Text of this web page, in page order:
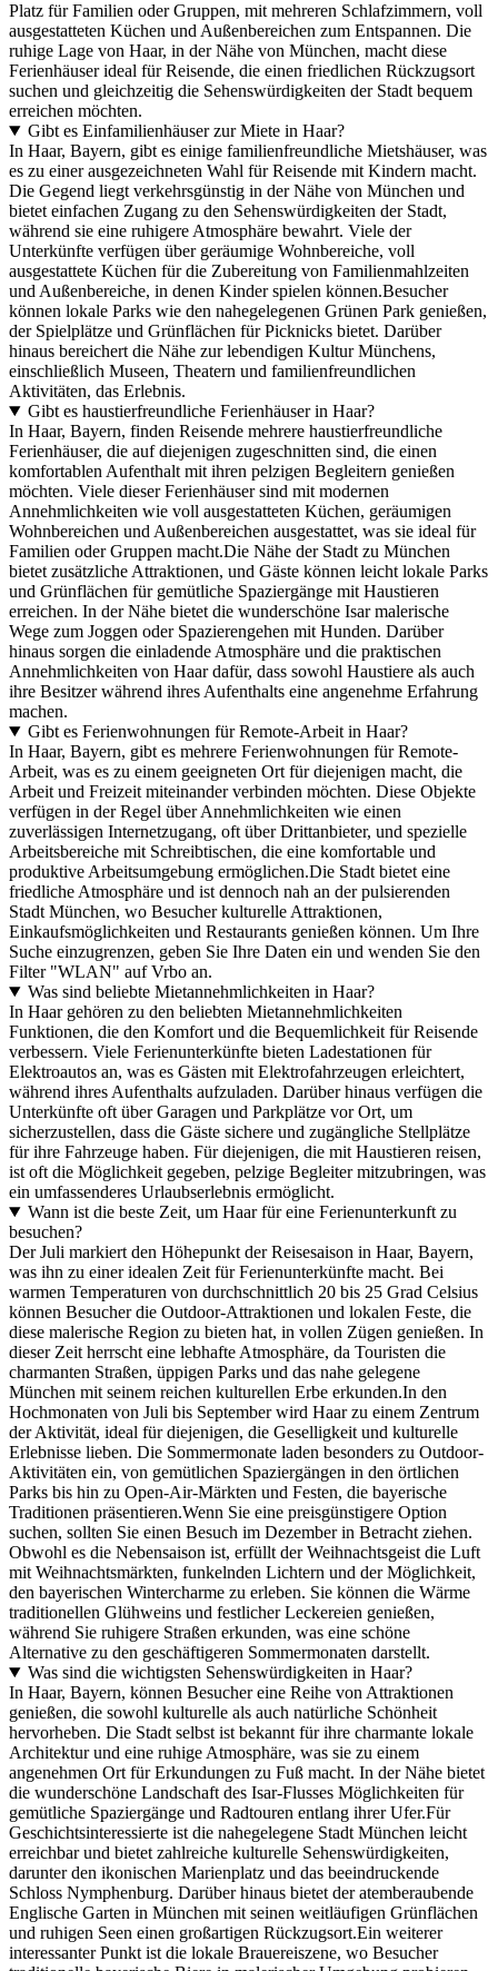
Platz für Familien oder Gruppen, mit mehreren Schlafzimmern, voll
ausgestatteten Küchen und Außenbereichen zum Entspannen. Die
ruhige Lage von Haar, in der Nähe von München, macht diese
Ferienhäuser ideal für Reisende, die einen friedlichen Rückzugsort
suchen und gleichzeitig die Sehenswürdigkeiten der Stadt bequem
erreichen möchten.
Gibt es Einfamilienhäuser zur Miete in Haar?
In Haar, Bayern, gibt es einige familienfreundliche Mietshäuser, was
es zu einer ausgezeichneten Wahl für Reisende mit Kindern macht.
Die Gegend liegt verkehrsgünstig in der Nähe von München und
bietet einfachen Zugang zu den Sehenswürdigkeiten der Stadt,
während sie eine ruhigere Atmosphäre bewahrt. Viele der
Unterkünfte verfügen über geräumige Wohnbereiche, voll
ausgestattete Küchen für die Zubereitung von Familienmahlzeiten
und Außenbereiche, in denen Kinder spielen können.Besucher
können lokale Parks wie den nahegelegenen Grünen Park genießen,
der Spielplätze und Grünflächen für Picknicks bietet. Darüber
hinaus bereichert die Nähe zur lebendigen Kultur Münchens,
einschließlich Museen, Theatern und familienfreundlichen
Aktivitäten, das Erlebnis.
Gibt es haustierfreundliche Ferienhäuser in Haar?
In Haar, Bayern, finden Reisende mehrere haustierfreundliche
Ferienhäuser, die auf diejenigen zugeschnitten sind, die einen
komfortablen Aufenthalt mit ihren pelzigen Begleitern genießen
möchten. Viele dieser Ferienhäuser sind mit modernen
Annehmlichkeiten wie voll ausgestatteten Küchen, geräumigen
Wohnbereichen und Außenbereichen ausgestattet, was sie ideal für
Familien oder Gruppen macht.Die Nähe der Stadt zu München
bietet zusätzliche Attraktionen, und Gäste können leicht lokale Parks
und Grünflächen für gemütliche Spaziergänge mit Haustieren
erreichen. In der Nähe bietet die wunderschöne Isar malerische
Wege zum Joggen oder Spazierengehen mit Hunden. Darüber
hinaus sorgen die einladende Atmosphäre und die praktischen
Annehmlichkeiten von Haar dafür, dass sowohl Haustiere als auch
ihre Besitzer während ihres Aufenthalts eine angenehme Erfahrung
machen.
Gibt es Ferienwohnungen für Remote-Arbeit in Haar?
In Haar, Bayern, gibt es mehrere Ferienwohnungen für Remote-
Arbeit, was es zu einem geeigneten Ort für diejenigen macht, die
Arbeit und Freizeit miteinander verbinden möchten. Diese Objekte
verfügen in der Regel über Annehmlichkeiten wie einen
zuverlässigen Internetzugang, oft über Drittanbieter, und spezielle
Arbeitsbereiche mit Schreibtischen, die eine komfortable und
produktive Arbeitsumgebung ermöglichen.Die Stadt bietet eine
friedliche Atmosphäre und ist dennoch nah an der pulsierenden
Stadt München, wo Besucher kulturelle Attraktionen,
Einkaufsmöglichkeiten und Restaurants genießen können. Um Ihre
Suche einzugrenzen, geben Sie Ihre Daten ein und wenden Sie den
Filter "WLAN" auf Vrbo an.
Was sind beliebte Mietannehmlichkeiten in Haar?
In Haar gehören zu den beliebten Mietannehmlichkeiten
Funktionen, die den Komfort und die Bequemlichkeit für Reisende
verbessern. Viele Ferienunterkünfte bieten Ladestationen für
Elektroautos an, was es Gästen mit Elektrofahrzeugen erleichtert,
während ihres Aufenthalts aufzuladen. Darüber hinaus verfügen die
Unterkünfte oft über Garagen und Parkplätze vor Ort, um
sicherzustellen, dass die Gäste sichere und zugängliche Stellplätze
für ihre Fahrzeuge haben. Für diejenigen, die mit Haustieren reisen,
ist oft die Möglichkeit gegeben, pelzige Begleiter mitzubringen, was
ein umfassenderes Urlaubserlebnis ermöglicht.
Wann ist die beste Zeit, um Haar für eine Ferienunterkunft zu
besuchen?
Der Juli markiert den Höhepunkt der Reisesaison in Haar, Bayern,
was ihn zu einer idealen Zeit für Ferienunterkünfte macht. Bei
warmen Temperaturen von durchschnittlich 20 bis 25 Grad Celsius
können Besucher die Outdoor-Attraktionen und lokalen Feste, die
diese malerische Region zu bieten hat, in vollen Zügen genießen. In
dieser Zeit herrscht eine lebhafte Atmosphäre, da Touristen die
charmanten Straßen, üppigen Parks und das nahe gelegene
München mit seinem reichen kulturellen Erbe erkunden.In den
Hochmonaten von Juli bis September wird Haar zu einem Zentrum
der Aktivität, ideal für diejenigen, die Geselligkeit und kulturelle
Erlebnisse lieben. Die Sommermonate laden besonders zu Outdoor-
Aktivitäten ein, von gemütlichen Spaziergängen in den örtlichen
Parks bis hin zu Open-Air-Märkten und Festen, die bayerische
Traditionen präsentieren.Wenn Sie eine preisgünstigere Option
suchen, sollten Sie einen Besuch im Dezember in Betracht ziehen.
Obwohl es die Nebensaison ist, erfüllt der Weihnachtsgeist die Luft
mit Weihnachtsmärkten, funkelnden Lichtern und der Möglichkeit,
den bayerischen Wintercharme zu erleben. Sie können die Wärme
traditionellen Glühweins und festlicher Leckereien genießen,
während Sie ruhigere Straßen erkunden, was eine schöne
Alternative zu den geschäftigeren Sommermonaten darstellt.
Was sind die wichtigsten Sehenswürdigkeiten in Haar?
In Haar, Bayern, können Besucher eine Reihe von Attraktionen
genießen, die sowohl kulturelle als auch natürliche Schönheit
hervorheben. Die Stadt selbst ist bekannt für ihre charmante lokale
Architektur und eine ruhige Atmosphäre, was sie zu einem
angenehmen Ort für Erkundungen zu Fuß macht. In der Nähe bietet
die wunderschöne Landschaft des Isar-Flusses Möglichkeiten für
gemütliche Spaziergänge und Radtouren entlang ihrer Ufer.Für
Geschichtsinteressierte ist die nahegelegene Stadt München leicht
erreichbar und bietet zahlreiche kulturelle Sehenswürdigkeiten,
darunter den ikonischen Marienplatz und das beeindruckende
Schloss Nymphenburg. Darüber hinaus bietet der atemberaubende
Englische Garten in München mit seinen weitläufigen Grünflächen
und ruhigen Seen einen großartigen Rückzugsort.Ein weiterer
interessanter Punkt ist die lokale Brauereiszene, wo Besucher